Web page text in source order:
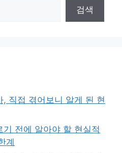
검색
직접 겪어보니 알게 된 현
전에 알아야 할 현실적
계